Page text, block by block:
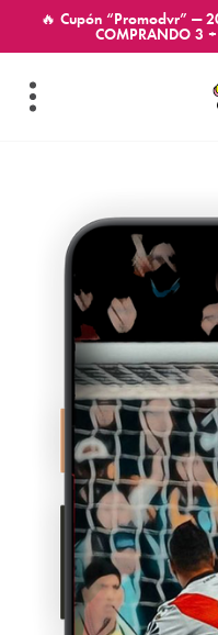
🔥 Cupón “Promodvr” —
COMPRANDO 3 +